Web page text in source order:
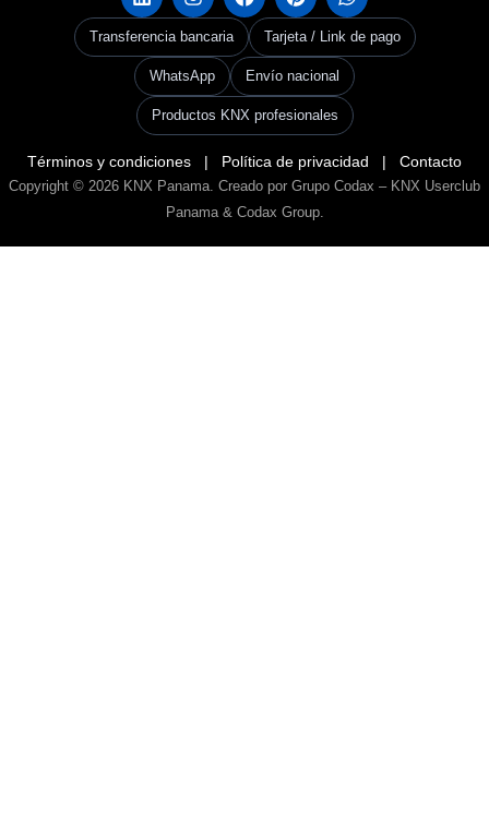
Transferencia bancaria Tarjeta / Link de pago
WhatsApp Envío nacional
Productos KNX profesionales
Términos y condiciones | Política de privacidad | Contacto
Copyright © 2026 KNX Panama. Creado por Grupo Codax – KNX Userclub
Panama & Codax Group.